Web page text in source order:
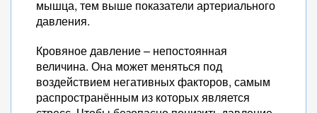
мышца, тем выше показатели артериального
давления.
Кровяное давление – непостоянная
величина. Она может меняться под
воздействием негативных факторов, самым
распространённым из которых является